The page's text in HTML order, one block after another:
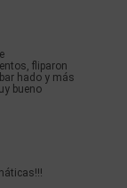
fliparon
hado y más
bueno